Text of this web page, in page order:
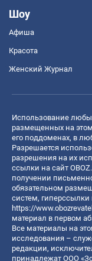
Шоу
Афиша
Красота
Женский Журнал
Использование
размещенных на
его поддоменах, в
Разрешается
разрешения на их
ссылки на сайт
получении
обязательном
систем, гиперссылки
https://
материал в первом
Все материалы на
исследования –
редакции,
принадлежат ООО